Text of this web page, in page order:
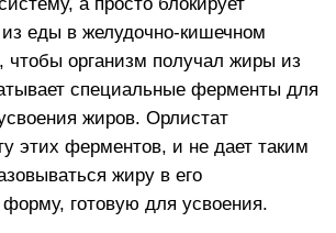
еды в желудочно-кишечном
чтобы организм получал жиры из
специальные ферменты для
жиров. Орлистат
этих ферментов, и не дает таким
жиру в его
готовую для усвоения.